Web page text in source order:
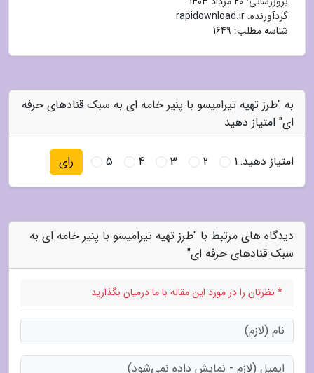
گردآورنده: rapidownload.ir
شناسه مطلب: 1649
به "طرز تهیه تیرامیسو با پنیر خامه ای به سبک قنادهای حرفه
ای" امتیاز دهید
امتیاز دهید:1
2
3
4
5 رای
دیدگاه های مرتبط با "طرز تهیه تیرامیسو با پنیر خامه ای به
سبک قنادهای حرفه ای"
* نظرتان را در مورد این مقاله با ما درمیان بگذارید